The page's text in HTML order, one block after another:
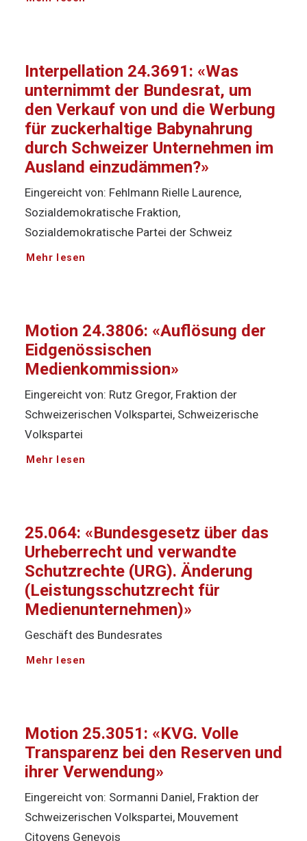
Interpellation 24.3691: «Was
unternimmt der Bundesrat, um
den Verkauf von und die Werbung
für zuckerhaltige Babynahrung
durch Schweizer Unternehmen im
Ausland einzudämmen?»
Eingereicht von: Fehlmann Rielle Laurence,
Sozialdemokratische Fraktion,
Sozialdemokratische Partei der Schweiz
Mehr lesen
Motion 24.3806: «Auflösung der
Eidgenössischen
Medienkommission»
Eingereicht von: Rutz Gregor, Fraktion der
Schweizerischen Volkspartei, Schweizerische
Volkspartei
Mehr lesen
25.064: «Bundesgesetz über das
Urheberrecht und verwandte
Schutzrechte (URG). Änderung
(Leistungsschutzrecht für
Medienunternehmen)»
Geschäft des Bundesrates
Mehr lesen
Motion 25.3051: «KVG. Volle
Transparenz bei den Reserven und
ihrer Verwendung»
Eingereicht von: Sormanni Daniel, Fraktion der
Schweizerischen Volkspartei, Mouvement
Citoyens Genevois